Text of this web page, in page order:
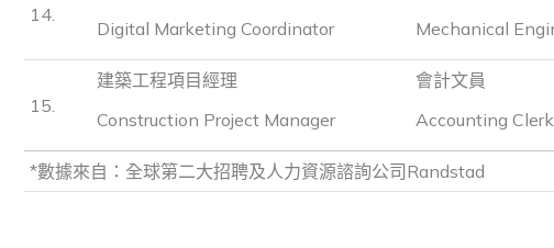
14.
Digital Marketing Coordinator
Mechanical
15.
建築工程項目經理
Construction Project Manager
會計文員
Accounting
*數據來自：全球第二大招聘及人力資源諮詢公司Randstad